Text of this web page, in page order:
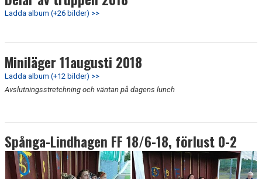
Ladda album (+26 bilder) >>
Miniläger 11augusti 2018
Ladda album (+12 bilder) >>
Avslutningsstretchning och väntan på dagens lunch
Spånga-Lindhagen FF 18/6-18, förlust 0-2